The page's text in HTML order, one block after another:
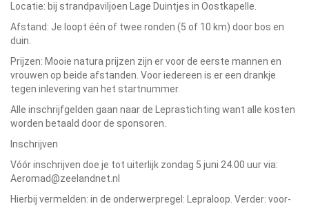
Locatie: bij strandpaviljoen Lage Duintjes in Oostkapelle.
Afstand: Je loopt één of twee ronden (5 of 10 km) door bos en
duin.
Prijzen: Mooie natura prijzen zijn er voor de eerste mannen en
vrouwen op beide afstanden. Voor iedereen is er een drankje
tegen inlevering van het startnummer.
Alle inschrijfgelden gaan naar de Leprastichting want alle kosten
worden betaald door de sponsoren.
Inschrijven
Vóór inschrijven doe je tot uiterlijk zondag 5 juni 24.00 uur via:
Aeromad@zeelandnet.nl
Hierbij vermelden: in de onderwerpregel: Lepraloop. Verder: voor-